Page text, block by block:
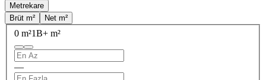
Metrekare
Brüt m²
Net m²
0 m²1B+ m²
—